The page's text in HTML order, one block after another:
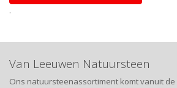
.
Van Leeuwen Natuursteen
Ons natuursteenassortiment komt vanuit de